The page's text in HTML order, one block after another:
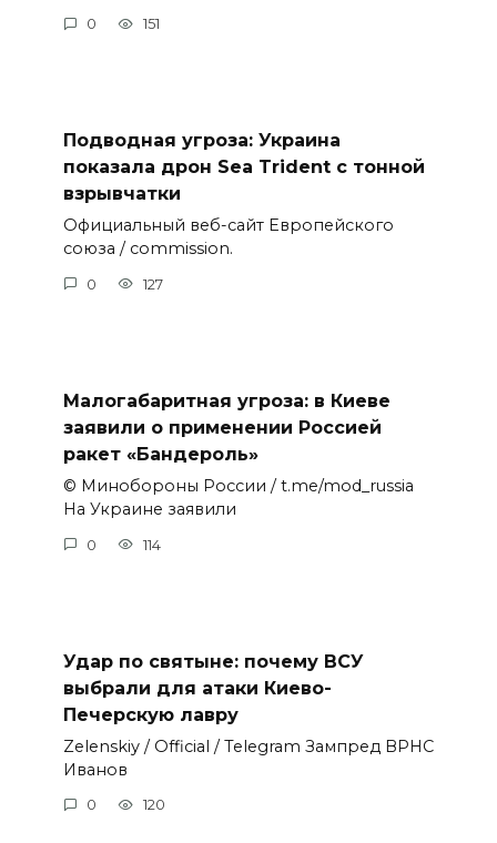
0 151
Подводная угроза: Украина
показала дрон Sea Trident с тонной
взрывчатки
Официальный веб-сайт Европейского
союза / commission.
0 127
Малогабаритная угроза: в Киеве
заявили о применении Россией
ракет «Бандероль»
© Минобороны России / t.me/mod_russia
На Украине заявили
0 114
Удар по святыне: почему ВСУ
выбрали для атаки Киево-
Печерскую лавру
Zеlеnskiу / Оfficiаl / Telegram Зампред ВРНС
Иванов
0 120